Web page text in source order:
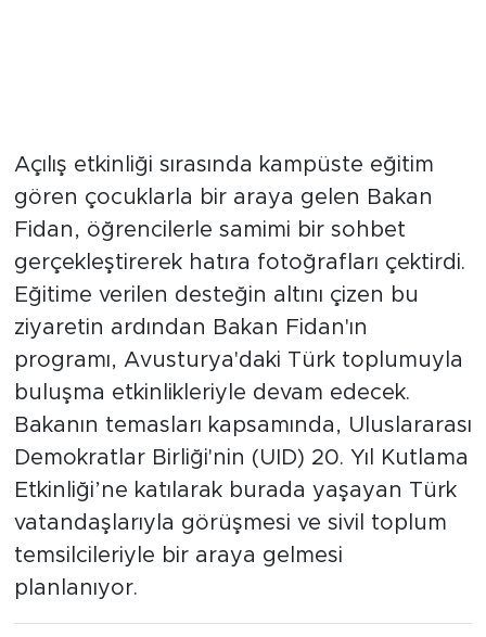
Açılış etkinliği sırasında kampüste eğitim
gören çocuklarla bir araya gelen Bakan
Fidan, öğrencilerle samimi bir sohbet
gerçekleştirerek hatıra fotoğrafları çektirdi.
Eğitime verilen desteğin altını çizen bu
ziyaretin ardından Bakan Fidan'ın
programı, Avusturya'daki Türk toplumuyla
buluşma etkinlikleriyle devam edecek.
Bakanın temasları kapsamında, Uluslararası
Demokratlar Birliği'nin (UID) 20. Yıl Kutlama
Etkinliği’ne katılarak burada yaşayan Türk
vatandaşlarıyla görüşmesi ve sivil toplum
temsilcileriyle bir araya gelmesi
planlanıyor.